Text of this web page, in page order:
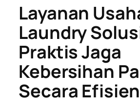
Layanan
Laundry
Praktis Jaga
Kebersihan
Secara